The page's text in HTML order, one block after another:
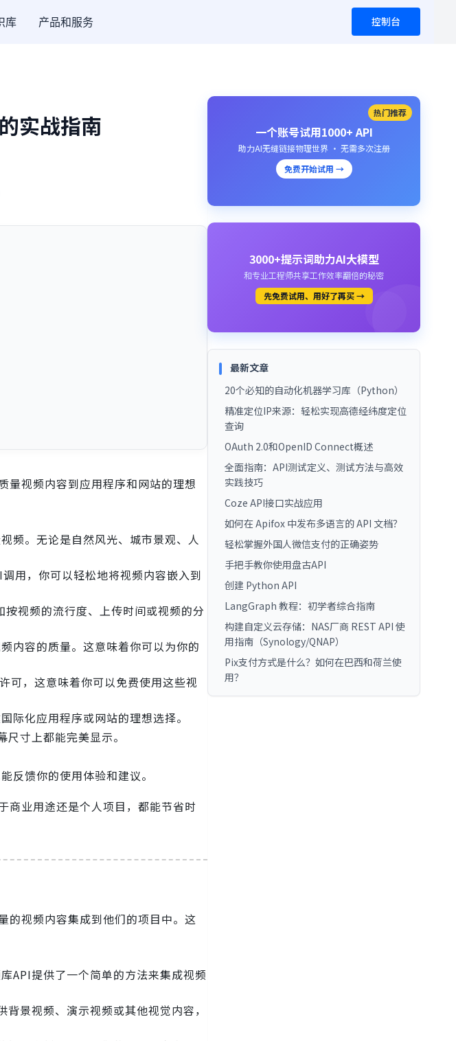
库 产品和服务 控制台
实战指南
量视频内容到应用程序和网站的理想
频。无论是自然风光、城市景观、人
用，你可以轻松地将视频内容嵌入到
视频的流行度、上传时间或视频的分
内容的质量。这意味着你可以为你的
，这意味着你可以免费使用这些视
际化应用程序或网站的理想选择。
寸上都能完美显示。
反馈你的使用体验和建议。
商业用途还是个人项目，都能节省时
的视频内容集成到他们的项目中。这
API提供了一个简单的方法来集成视频
景视频、演示视频或其他视觉内容，
热门推荐
一个账号试用1000+ API
助力AI无缝链接物理世界 · 无需多次注册
免费开始试用 →
3000+提示词助力AI大模型
和专业工程师共享工作效率翻倍的秘密
先免费试用、用好了再买 →
最新文章
20个必知的自动化机器学习库（Python）
精准定位IP来源：轻松实现高德经纬度定位
查询
OAuth 2.0和OpenID Connect概述
全面指南：API测试定义、测试方法与高效
实践技巧
Coze API接口实战应用
如何在 Apifox 中发布多语言的 API 文档？
轻松掌握外国人微信支付的正确姿势
手把手教你使用盘古API
创建 Python API
LangGraph 教程：初学者综合指南
构建自定义云存储：NAS厂商 REST API 使
用指南（Synology/QNAP）
Pix支付方式是什么？如何在巴西和荷兰使
用？